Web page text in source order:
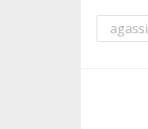
agassi